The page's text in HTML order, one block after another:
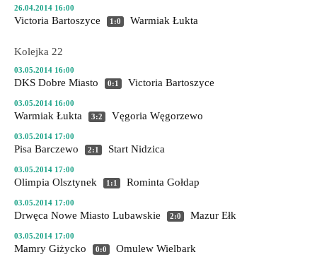
26.04.2014 16:00
Victoria Bartoszyce 1:0 Warmiak Łukta
Kolejka 22
03.05.2014 16:00
DKS Dobre Miasto 0:1 Victoria Bartoszyce
03.05.2014 16:00
Warmiak Łukta 3:2 Vęgoria Węgorzewo
03.05.2014 17:00
Pisa Barczewo 2:1 Start Nidzica
03.05.2014 17:00
Olimpia Olsztynek 1:1 Rominta Gołdap
03.05.2014 17:00
Drwęca Nowe Miasto Lubawskie 2:0 Mazur Ełk
03.05.2014 17:00
Mamry Giżycko 0:0 Omulew Wielbark